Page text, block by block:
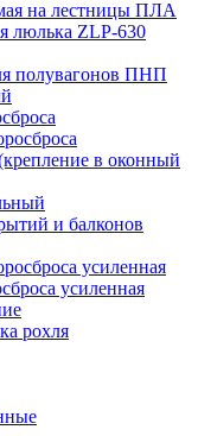
на лестницы ПЛА
люлька ZLP-630
полувагонов ПНП
в оконный
и балконов
усиленная
усиленная
рохля